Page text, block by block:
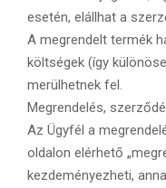
esetén, elállhat a
A megrendelt termék
költségek (így
merülhetnek fel.
Megrendelés,
Az Ügyfél a
oldalon elérhető
kezdeményezheti,